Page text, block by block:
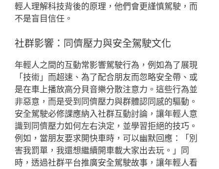
輕人理解科技背後的原理，他們會更謹慎駕駛，而
不是盲目信任。
社群影響：同儕壓力與安全駕駛文化
年輕人之間的互動常影響駕駛行為，例如為了展現
「技術」而超速、為了配合朋友而忽略安全帶、或
是在車上播放高分貝音樂分散注意力。這些行為並
非惡意，而是受到同儕壓力與群體認同感的驅動。
安全駕駛必修課應納入社群互動討論，讓年輕人意
識到同儕壓力如何左右決定，並學習拒絕的技巧。
例如，當朋友要求開快車時，可以幽默回應：「別
害我罰單，我還想繼續開車載大家出去玩。」同
時，透過社群平台推廣安全駕駛故事，讓年輕人看